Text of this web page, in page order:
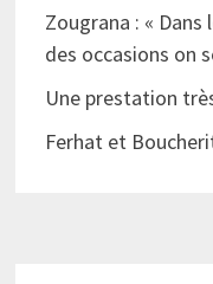
Zougrana : «
des occasions on
Une prestation
Ferhat et